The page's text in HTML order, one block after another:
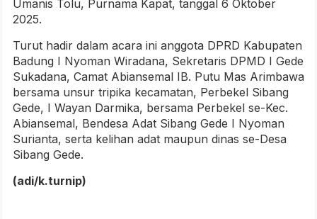
Umanis Tolu, Purnama Kapat, tanggal 6 Oktober
2025.
Turut hadir dalam acara ini anggota DPRD Kabupaten
Badung I Nyoman Wiradana, Sekretaris DPMD I Gede
Sukadana, Camat Abiansemal IB. Putu Mas Arimbawa
bersama unsur tripika kecamatan, Perbekel Sibang
Gede, I Wayan Darmika, bersama Perbekel se-Kec.
Abiansemal, Bendesa Adat Sibang Gede I Nyoman
Surianta, serta kelihan adat maupun dinas se-Desa
Sibang Gede.
(adi/k.turnip)